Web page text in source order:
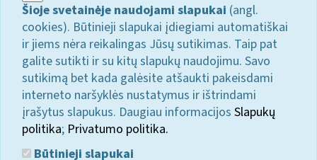
Šioje svetainėje naudojami slapukai (angl.
cookies). Būtinieji slapukai įdiegiami automatiškai
ir jiems nėra reikalingas Jūsų sutikimas. Taip pat
galite sutikti ir su kitų slapukų naudojimu. Savo
sutikimą bet kada galėsite atšaukti pakeisdami
interneto naršyklės nustatymus ir ištrindami
įrašytus slapukus. Daugiau informacijos Slapukų
politika; Privatumo politika.
Būtinieji slapukai